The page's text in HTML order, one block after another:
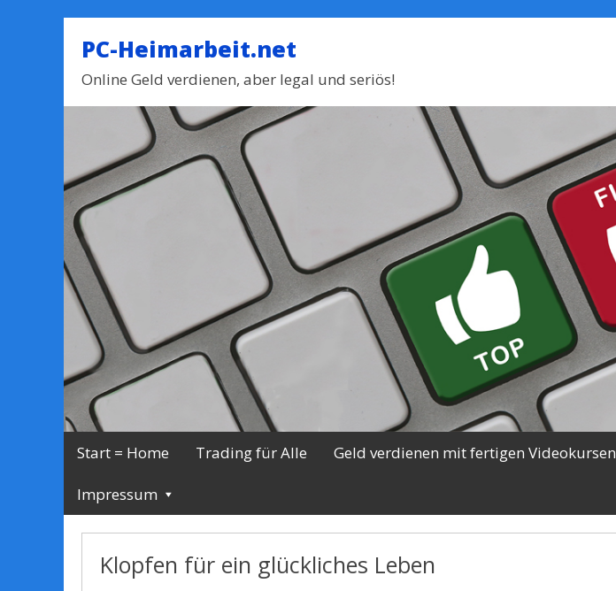
PC-Heimarbeit.net
Online Geld verdienen, aber legal und seriös!
Start = Home Trading für Alle Geld verdienen mit fertigen Videokursen
Impressum
Klopfen für ein glückliches Leben